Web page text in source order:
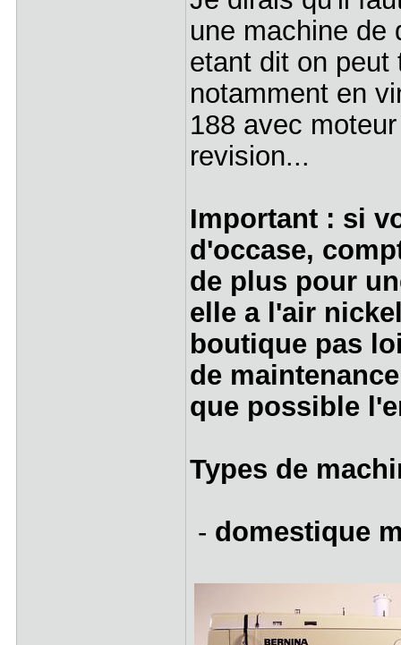
une machine de
etant dit on peut
notamment en
188 avec
revision...
Important : si
d'occase,
de plus pour
elle a l'air
boutique pas
de
que possible
Types de
- domestique